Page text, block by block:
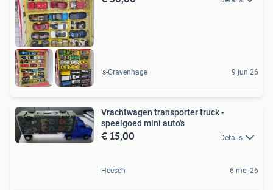
's-Gravenhage 9 jun 26
Vrachtwagen transporter truck -
speelgoed mini auto's
€ 15,00 Details
Heesch 6 mei 26